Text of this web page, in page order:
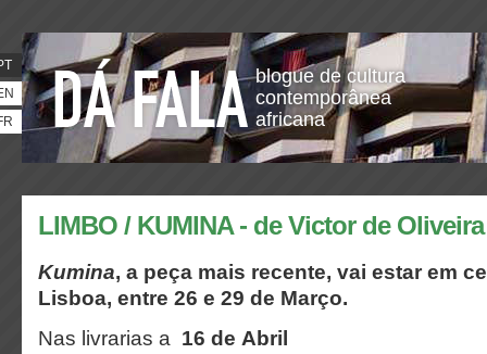
blogue de cultura
contemporânea
africana
LIMBO / KUMINA - de Victor de Oliveira
Kumina, a peça mais recente, vai estar em
Lisboa, entre 26 e 29 de Março.
Nas livrarias a 16 de Abril